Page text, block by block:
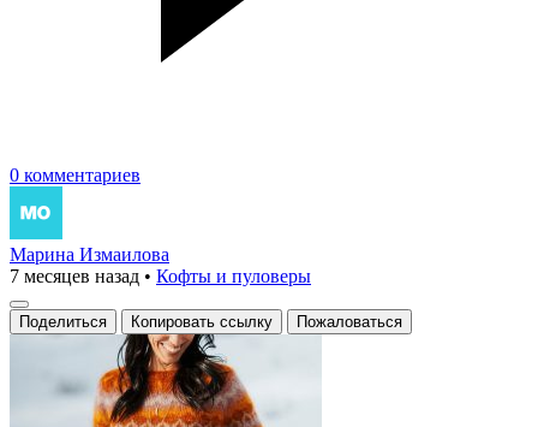
0 комментариев
Марина Измаилова
7 месяцев назад • Кофты и пуловеры
Поделиться Копировать ссылку Пожаловаться